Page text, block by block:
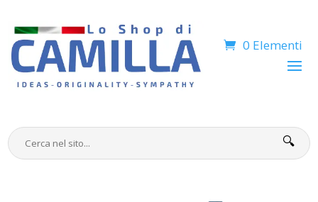
0 Elementi
🔍